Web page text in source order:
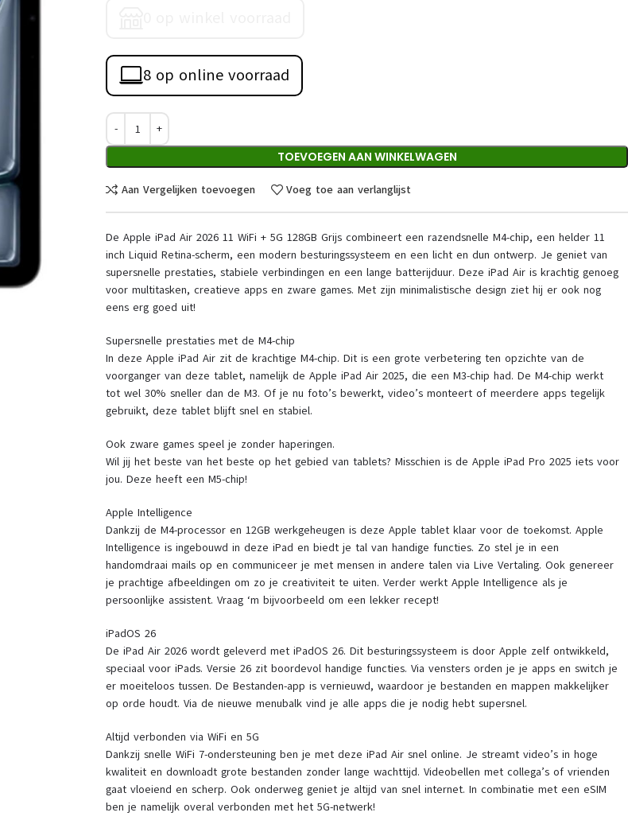
8 op online voorraad
TOEVOEGEN AAN WINKELWAGEN
Aan Vergelijken toevoegen Voeg toe aan verlanglijst
De Apple iPad Air 2026 11 WiFi + 5G 128GB Grijs combineert een razendsnelle M4-chip, een helder 11
inch Liquid Retina-scherm, een modern besturingssysteem en een licht en dun ontwerp. Je geniet van
supersnelle prestaties, stabiele verbindingen en een lange batterijduur. Deze iPad Air is krachtig genoeg
voor multitasken, creatieve apps en zware games. Met zijn minimalistische design ziet hij er ook nog
eens erg goed uit!
Supersnelle prestaties met de M4-chip
In deze Apple iPad Air zit de krachtige M4-chip. Dit is een grote verbetering ten opzichte van de
voorganger van deze tablet, namelijk de Apple iPad Air 2025, die een M3-chip had. De M4-chip werkt
tot wel 30% sneller dan de M3. Of je nu foto’s bewerkt, video’s monteert of meerdere apps tegelijk
gebruikt, deze tablet blijft snel en stabiel.
Ook zware games speel je zonder haperingen.
Wil jij het beste van het beste op het gebied van tablets? Misschien is de Apple iPad Pro 2025 iets voor
jou. Deze heeft een M5-chip!
Apple Intelligence
Dankzij de M4-processor en 12GB werkgeheugen is deze Apple tablet klaar voor de toekomst. Apple
Intelligence is ingebouwd in deze iPad en biedt je tal van handige functies. Zo stel je in een
handomdraai mails op en communiceer je met mensen in andere talen via Live Vertaling. Ook genereer
je prachtige afbeeldingen om zo je creativiteit te uiten. Verder werkt Apple Intelligence als je
persoonlijke assistent. Vraag ‘m bijvoorbeeld om een lekker recept!
iPadOS 26
De iPad Air 2026 wordt geleverd met iPadOS 26. Dit besturingssysteem is door Apple zelf ontwikkeld,
speciaal voor iPads. Versie 26 zit boordevol handige functies. Via vensters orden je je apps en switch je
er moeiteloos tussen. De Bestanden-app is vernieuwd, waardoor je bestanden en mappen makkelijker
op orde houdt. Via de nieuwe menubalk vind je alle apps die je nodig hebt supersnel.
Altijd verbonden via WiFi en 5G
Dankzij snelle WiFi 7-ondersteuning ben je met deze iPad Air snel online. Je streamt video’s in hoge
kwaliteit en downloadt grote bestanden zonder lange wachttijd. Videobellen met collega’s of vrienden
gaat vloeiend en scherp. Ook onderweg geniet je altijd van snel internet. In combinatie met een eSIM
ben je namelijk overal verbonden met het 5G-netwerk!